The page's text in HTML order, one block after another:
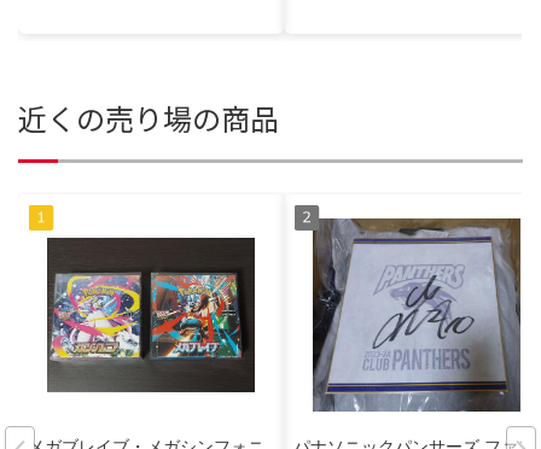
近くの売り場の商品